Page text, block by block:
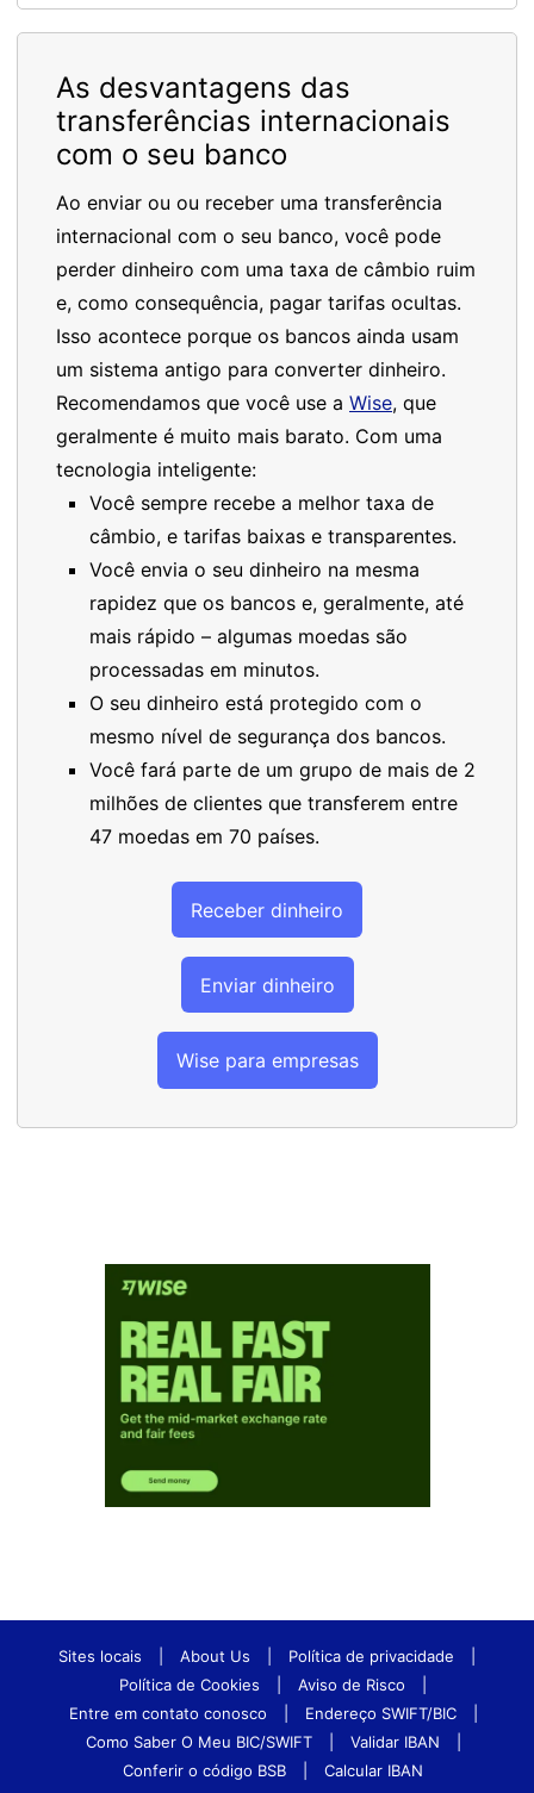
As desvantagens das
transferências internacionais
com o seu banco
Ao enviar ou ou receber uma transferência
internacional com o seu banco, você pode
perder dinheiro com uma taxa de câmbio ruim
e, como consequência, pagar tarifas ocultas.
Isso acontece porque os bancos ainda usam
um sistema antigo para converter dinheiro.
Recomendamos que você use a Wise, que
geralmente é muito mais barato. Com uma
tecnologia inteligente:
Você sempre recebe a melhor taxa de
câmbio, e tarifas baixas e transparentes.
Você envia o seu dinheiro na mesma
rapidez que os bancos e, geralmente, até
mais rápido – algumas moedas são
processadas em minutos.
O seu dinheiro está protegido com o
mesmo nível de segurança dos bancos.
Você fará parte de um grupo de mais de 2
milhões de clientes que transferem entre
47 moedas em 70 países.
Receber dinheiro
Enviar dinheiro
Wise para empresas
Sites locais About Us Política de privacidade
Política de Cookies
Aviso de Risco
Entre em contato conosco
Endereço SWIFT/BIC
Como Saber O Meu BIC/SWIFT
Validar IBAN
Conferir o código BSB
Calcular IBAN